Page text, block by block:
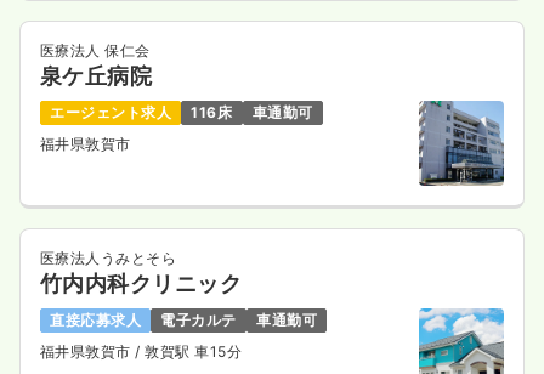
医療法人 保仁会
泉ケ丘病院
エージェント求人 116床
車通勤可
福井県敦賀市
医療法人うみとそら
竹内内科クリニック
直接応募求人 電子カルテ
車通勤可
福井県敦賀市/ 敦賀駅 車15分